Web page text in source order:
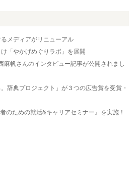
メディアがリニューアル
「やかげめぐりラボ」を展開
麻帆さんのインタビュー記事が公開されまし
辞典プロジェクト」が３つの広告賞を受賞・
のための就活&キャリアセミナー』を実施！